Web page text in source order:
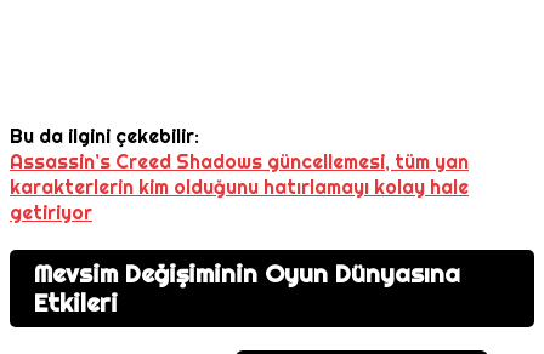
Bu da ilgini çekebilir:
Assassin’s Creed Shadows güncellemesi, tüm yan
karakterlerin kim olduğunu hatırlamayı kolay hale
getiriyor
Mevsim Değişiminin Oyun Dünyasına
Etkileri